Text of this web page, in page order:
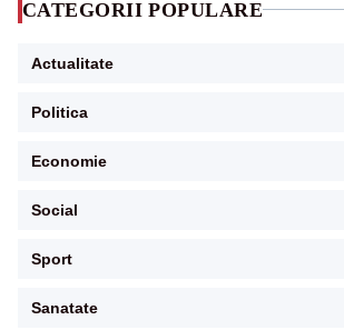
CATEGORII POPULARE
Actualitate
Politica
Economie
Social
Sport
Sanatate